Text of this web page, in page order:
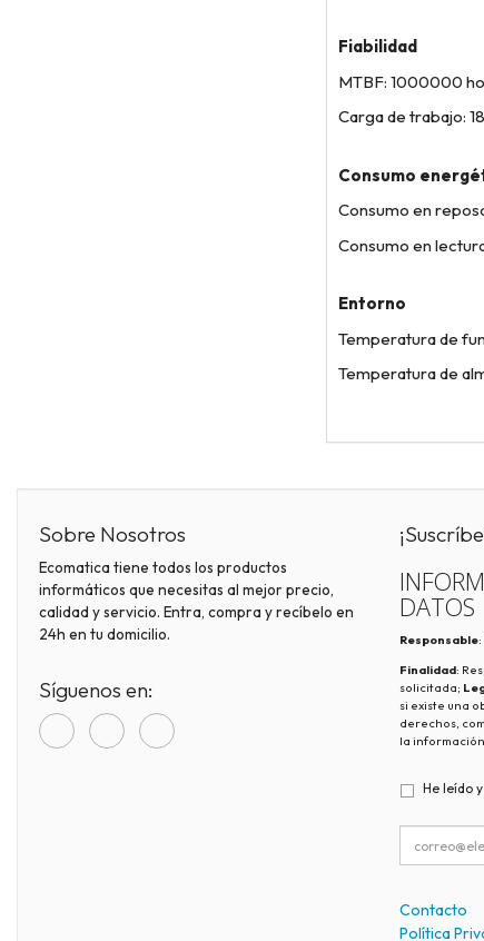
Fiabilidad
MTBF: 1000000
Carga de trabajo:
Consumo
Consumo en
Consumo en
Entorno
Temperatura de
Temperatura de
Sobre Nosotros
Ecomatica tiene todos los productos
informáticos que necesitas al mejor precio,
calidad y servicio. Entra, compra y recíbelo en
24h en tu domicilio.
Síguenos en:
DATOS
Responsable:
Finalidad:
solicitada;
si existe una
derechos,
la
He leído
Contacto
Política